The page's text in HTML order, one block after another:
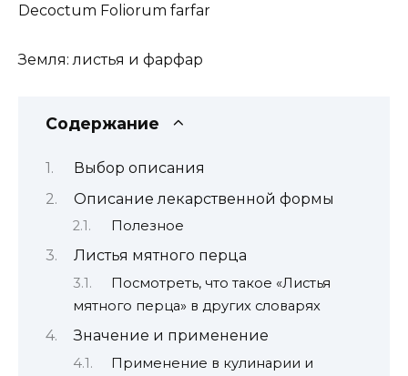
Decoctum Foliorum farfar
Земля: листья и фарфар
Содержание
Выбор описания
Описание лекарственной формы
Полезное
Листья мятного перца
Посмотреть, что такое «Листья
мятного перца» в других словарях
Значение и применение
Применение в кулинарии и